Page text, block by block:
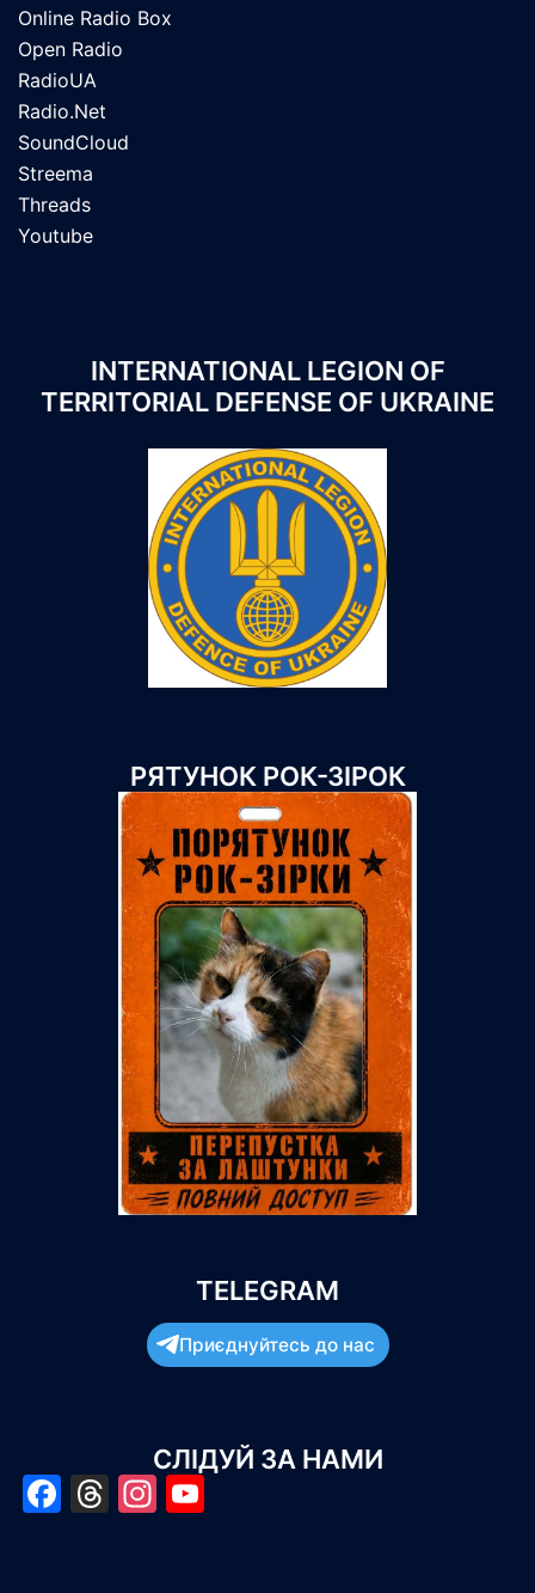
Online Radio Box
Open Radio
RadioUA
Radio.Net
SoundCloud
Streema
Threads
Youtube
INTERNATIONAL LEGION OF
TERRITORIAL DEFENSE OF UKRAINE
РЯТУНОК РОК-ЗІРОК
TELEGRAM
Приєднуйтесь до нас
СЛІДУЙ ЗА НАМИ
Facebook
Threads
Instagram